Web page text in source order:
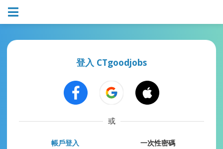
登入 CTgoodjobs
或
帳戶登入 一次性密碼